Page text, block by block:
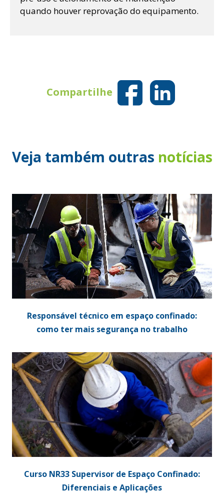
quando houver reprovação do equipamento.
Compartilhe
Veja também outras notícias
Responsável técnico em espaço confinado:
como ter mais segurança no trabalho
Curso NR33 Supervisor de Espaço Confinado:
Diferenciais e Aplicações